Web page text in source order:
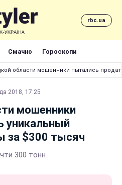
rbc.ua
Смачно Гороскопи
области мошенники пытались
2018, 17:25
мошенники
уникальный
за $300 тысяч
300 тонн